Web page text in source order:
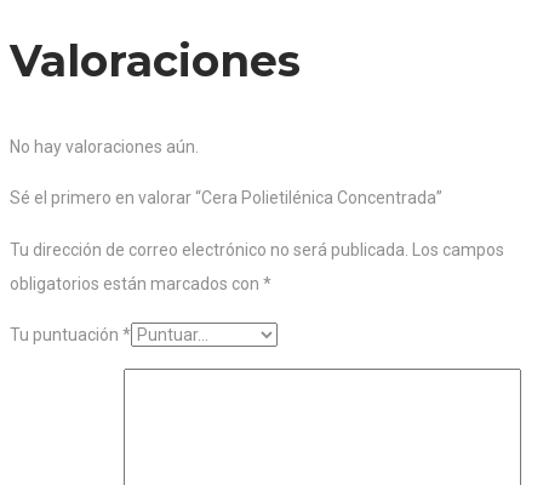
Valoraciones
No hay valoraciones aún.
Sé el primero en valorar “Cera Polietilénica Concentrada”
Tu dirección de correo electrónico no será publicada.
Los campos
obligatorios están marcados con *
Tu puntuación *